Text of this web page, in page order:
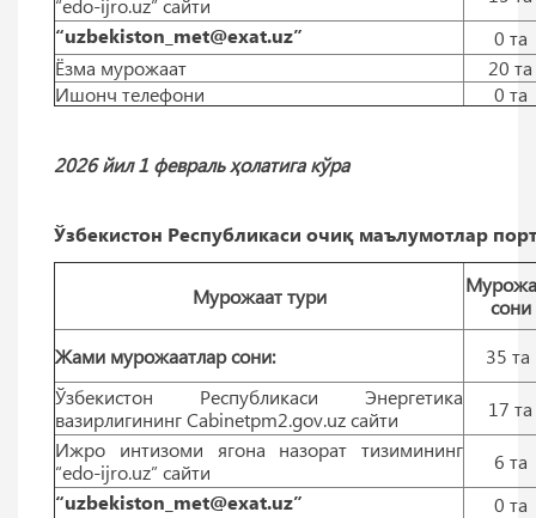
“uzbekiston_met@exat.uz”
0 тa
Ёзма мурожаат
20 тa
Ишонч телефони
0 тa
2026 йил 1 февраль ҳолатига кўра
Ўзбекистон Республикаси очиқ маълумотлар
Мурожаат тури
сони
Жами мурожаатлар сони:
35 тa
Ўзбекистон Республикаси Энергетика
вазирлигининг Cabinetpm2.gov.uz сайти
17 тa
Ижро интизоми ягона назорат тизимининг
“edo-ijro.uz” сайти
6 тa
“uzbekiston_met@exat.uz”
0 тa